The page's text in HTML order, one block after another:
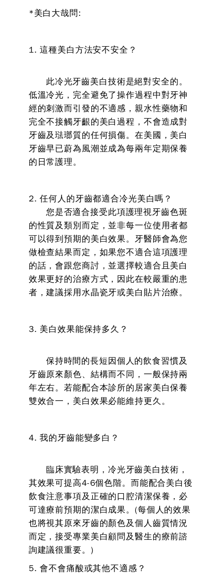
*美白大哉問:
1. 這種美白方法安不安全？
此冷光牙齒美白技術是絕對安全的。
低溫冷光，完全避免了操作過程中對牙神
經的刺激而引發的不適感，親水性藥物和
完全不接觸牙齦的美白過程，不會造成對
牙齒及琺瑯質的任何損傷。在美國，美白
牙齒早已蔚為風潮並成為每兩年定期保養
的日常護理。
2. 任何人的牙齒都適合冷光美白嗎？
您是否適合接受此項護理視牙齒色斑
的性質及類別而定，並非每一位使用者都
可以得到預期的美白效果。牙醫師會為您
做檢查結果而定，如果您不適合這項護理
的話，會跟您商討，並選擇較適合且美白
效果更好的治療方式，因此在較嚴重的患
者，建議採用水晶瓷牙或美白貼片治療。
3. 美白效果能保持多久？
保持時間的長短因個人的飲食習慣及
牙齒原來顏色、結構而不同，一般保持兩
年左右。若能配合本診所的居家美白保養
雙效合一，美白效果必能維持更久。
4. 我的牙齒能變多白？
臨床實驗表明，冷光牙齒美白技術，
其效果可提高4-6個色階。而能配合美白後
飲食注意事項及正確的口腔清潔保養，必
可達療前預期的潔白成果。(每個人的效果
也將視其原來牙齒的顏色及個人齒質情況
而定，接受專業美白顧問及醫生的療前諮
詢建議很重要。)
5. 會不會痛酸或其他不適感？